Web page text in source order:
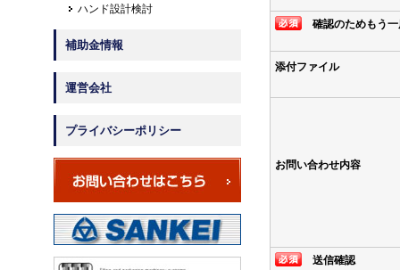
確認のためもう一
添付ファイル
お問い合わせ内容
送信確認
ハンド設計検討
補助金情報
運営会社
プライバシーポリシー